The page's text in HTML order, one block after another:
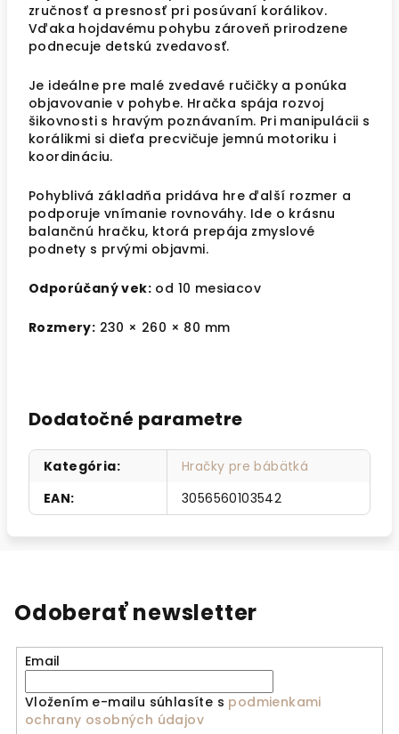
zručnosť a presnosť pri posúvaní korálikov.
Vďaka hojdavému pohybu zároveň prirodzene
podnecuje detskú zvedavosť.
Je ideálne pre malé zvedavé ručičky a ponúka
objavovanie v pohybe. Hračka spája rozvoj
šikovnosti s hravým poznávaním. Pri manipulácii s
korálikmi si dieťa precvičuje jemnú motoriku i
koordináciu.
Pohyblivá základňa pridáva hre ďalší rozmer a
podporuje vnímanie rovnováhy. Ide o krásnu
balančnú hračku, ktorá prepája zmyslové
podnety s prvými objavmi.
Odporúčaný vek: od 10 mesiacov
Rozmery: 230 × 260 × 80 mm
Dodatočné parametre
Kategória:
Hračky pre bábätká
EAN: 3056560103542
Odoberať newsletter
Email
Vložením e-mailu súhlasíte s podmienkami
ochrany osobných údajov